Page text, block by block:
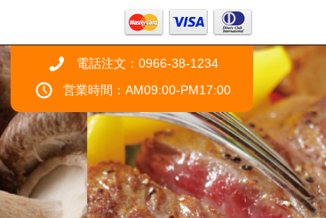
電話注文：0966-38-1234
営業時間：AM09:00-PM17:00